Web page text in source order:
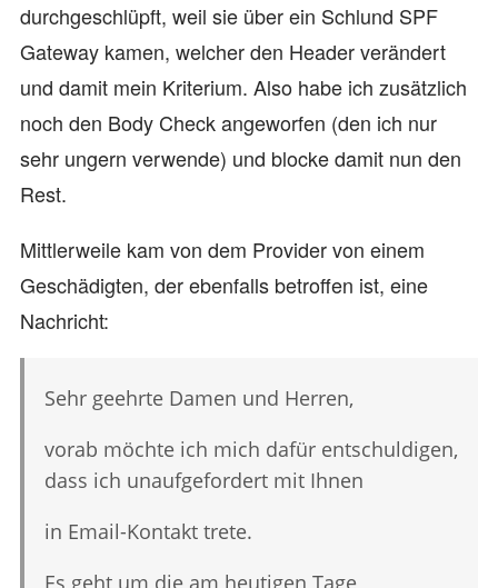
durchgeschlüpft, weil sie über ein Schlund SPF
Gateway kamen, welcher den Header verändert
und damit mein Kriterium. Also habe ich zusätzlich
noch den Body Check angeworfen (den ich nur
sehr ungern verwende) und blocke damit nun den
Rest.
Mittlerweile kam von dem Provider von einem
Geschädigten, der ebenfalls betroffen ist, eine
Nachricht:
Sehr geehrte Damen und Herren,
vorab möchte ich mich dafür entschuldigen,
dass ich unaufgefordert mit Ihnen
in Email-Kontakt trete.
Es geht um die am heutigen Tage